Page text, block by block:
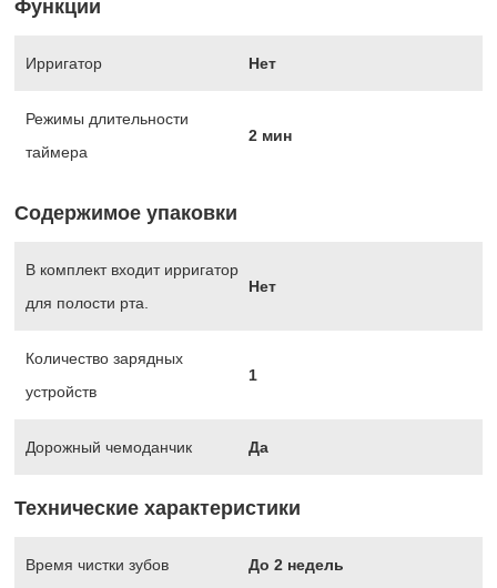
Функции
Ирригатор Нет
Режимы длительности
таймера
2 мин
Содержимое упаковки
В комплект входит ирригатор
для полости рта.
Нет
Количество зарядных
устройств
1
Дорожный чемоданчик Да
Технические характеристики
Время чистки зубов До 2 недель